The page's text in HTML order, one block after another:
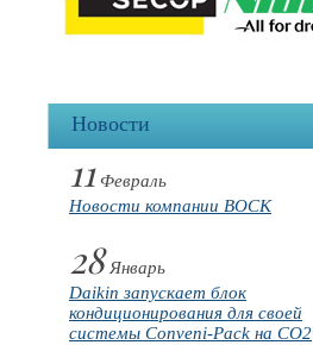
Новости
11 Февраль
Новости компании BOCK
28Январь
Daikin запускает блок
кондиционирования для своей
системы Conveni-Pack на CO2